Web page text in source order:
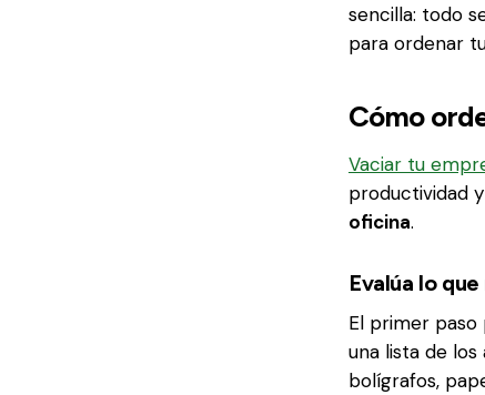
sencilla: todo
para ordenar
Cómo
Vaciar tu
productividad
oficina.
Evalúa lo
El primer paso
una lista de
bolígrafos,